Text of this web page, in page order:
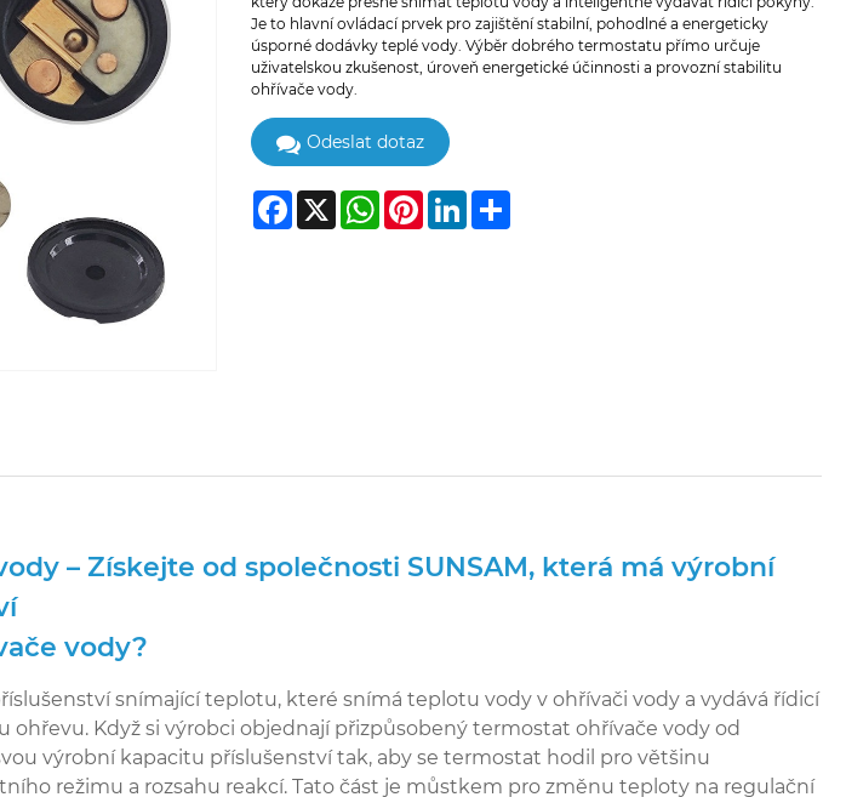
Je to hlavní ovládací prvek pro zajištění stabilní, pohodlné a energeticky
úsporné dodávky teplé vody. Výběr dobrého termostatu přímo určuje
uživatelskou zkušenost, úroveň energetické účinnosti a provozní stabilitu
ohřívače vody.
Odeslat dotaz
Facebook
X WhatsAppPinterestLinkedInShare
– Získejte od společnosti SUNSAM, která má výrobní
vody?
snímající teplotu, které snímá teplotu vody v ohřívači vody a vydává řídicí
ohřevu. Když si výrobci objednají přizpůsobený termostat ohřívače vody od
výrobní kapacitu příslušenství tak, aby se termostat hodil pro většinu
režimu a rozsahu reakcí. Tato část je můstkem pro změnu teploty na regulační